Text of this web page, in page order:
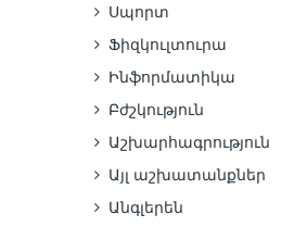
Սպորտ
Ֆիզկուլտուրա
Ինֆորմատիկա
Բժշկություն
Աշխարհագրություն
Այլ աշխատանքներ
Անգլերեն